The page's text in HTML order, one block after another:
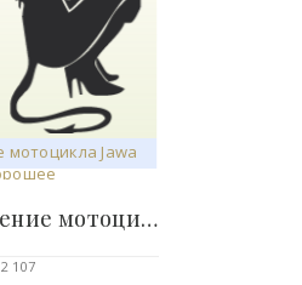
Чудесное преображение мотоцикла Jawa 350 1963..
2 107